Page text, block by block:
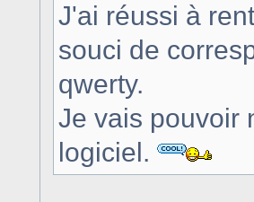
J'ai réussi à
souci de
qwerty.
Je vais pouvoir
logiciel.